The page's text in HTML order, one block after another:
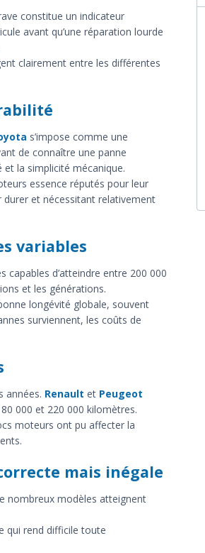
constitue un indicateur
avant qu’une réparation lourde
clairement entre les différentes
s’impose comme une
de connaître une panne
et la simplicité mécanique.
essence réputés pour leur
durer et nécessitant relativement
variables
capables d’atteindre entre 200 000
et les générations.
longévité globale, souvent
surviennent, les coûts de
années. Renault et Peugeot
000 et 220 000 kilomètres.
moteurs ont pu affecter la
mais inégale
nombreux modèles atteignent
qui rend difficile toute